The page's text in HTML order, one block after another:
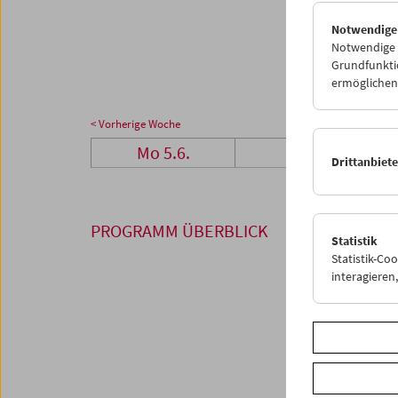
03
< Vorherige Woche
Mo 5.6.
PROGRAMM ÜBERBLICK
Notwendige
Statistik
Statistik-